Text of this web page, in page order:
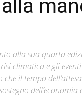
Città
alla sua quarta
climatica e gli
il tempo
dell’economia